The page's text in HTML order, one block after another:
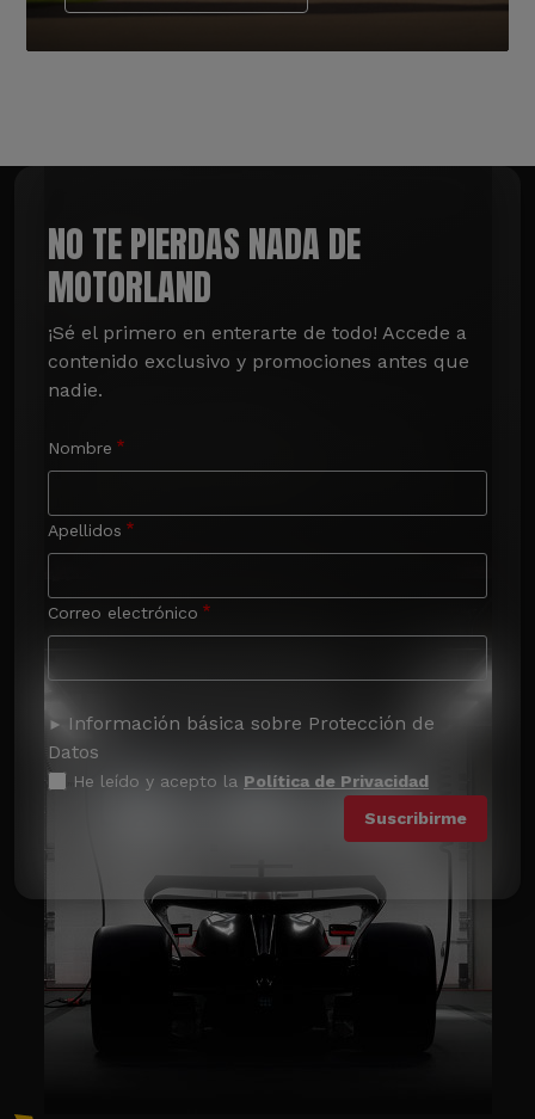
NO TE PIERDAS NADA DE
MOTORLAND
¡Sé el primero en enterarte de todo! Accede a
contenido exclusivo y promociones antes que
nadie.
Nombre
Apellidos
Correo electrónico
Información básica sobre Protección de
Datos
He leído y acepto la Política de Privacidad